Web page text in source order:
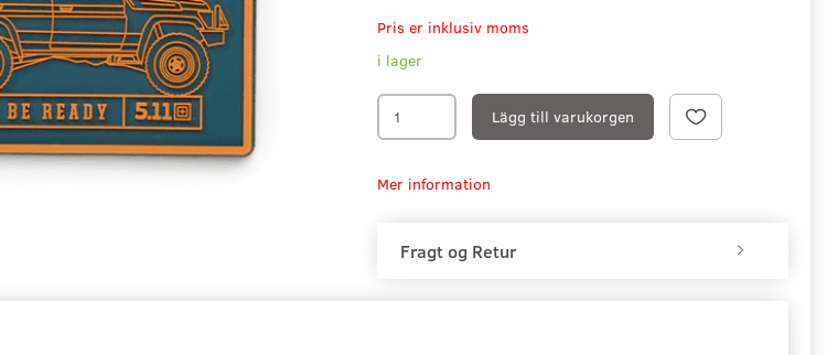
Pris er inklusiv moms
i lager
Lägg till varukorgen
Mer information
Fragt og Retur